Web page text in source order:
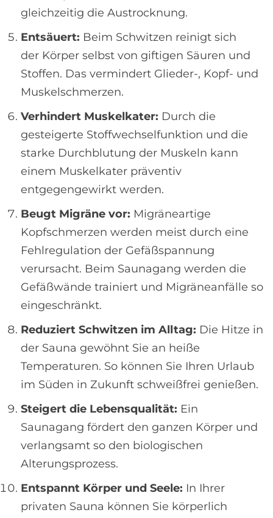
gleichzeitig die Austrocknung.
Entsäuert: Beim Schwitzen reinigt sich
der Körper selbst von giftigen Säuren und
Stoffen. Das vermindert Glieder-, Kopf- und
Muskelschmerzen.
Verhindert Muskelkater: Durch die
gesteigerte Stoffwechselfunktion und die
starke Durchblutung der Muskeln kann
einem Muskelkater präventiv
entgegengewirkt werden.
Beugt Migräne vor: Migräneartige
Kopfschmerzen werden meist durch eine
Fehlregulation der Gefäßspannung
verursacht. Beim Saunagang werden die
Gefäßwände trainiert und Migräneanfälle so
eingeschränkt.
Reduziert Schwitzen im Alltag: Die Hitze in
der Sauna gewöhnt Sie an heiße
Temperaturen. So können Sie Ihren Urlaub
im Süden in Zukunft schweißfrei genießen.
Steigert die Lebensqualität: Ein
Saunagang fördert den ganzen Körper und
verlangsamt so den biologischen
Alterungsprozess.
Entspannt Körper und Seele: In Ihrer
privaten Sauna können Sie körperlich